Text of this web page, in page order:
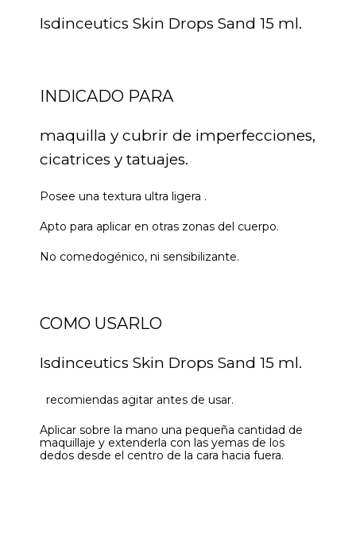
Isdinceutics Skin Drops Sand 15 ml.
INDICADO PARA
maquilla y cubrir de imperfecciones,
cicatrices y tatuajes.
Posee una textura ultra ligera .
Apto para aplicar en otras zonas del cuerpo.
No comedogénico, ni sensibilizante.
COMO USARLO
Isdinceutics Skin Drops Sand 15 ml.
recomiendas agitar antes de usar.
Aplicar sobre la mano una pequeña cantidad de
maquillaje y extenderla con las yemas de los
dedos desde el centro de la cara hacia fuera.